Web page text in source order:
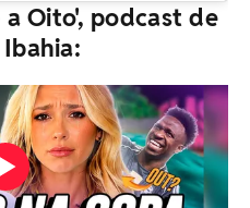
Oito', podcast de